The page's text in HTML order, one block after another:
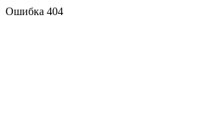
Ошибка 404